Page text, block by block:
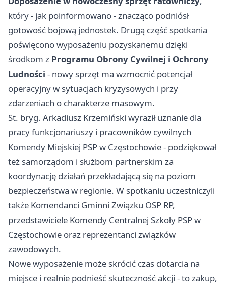
który - jak poinformowano - znacząco podniósł
gotowość bojową jednostek. Drugą część spotkania
poświęcono wyposażeniu pozyskanemu dzięki
środkom z Programu Obrony Cywilnej i Ochrony
Ludności - nowy sprzęt ma wzmocnić potencjał
operacyjny w sytuacjach kryzysowych i przy
zdarzeniach o charakterze masowym.
St. bryg. Arkadiusz Krzemiński wyraził uznanie dla
pracy funkcjonariuszy i pracowników cywilnych
Komendy Miejskiej PSP w Częstochowie - podziękował
też samorządom i służbom partnerskim za
koordynację działań przekładającą się na poziom
bezpieczeństwa w regionie. W spotkaniu uczestniczyli
także Komendanci Gminni Związku OSP RP,
przedstawiciele Komendy Centralnej Szkoły PSP w
Częstochowie oraz reprezentanci związków
zawodowych.
Nowe wyposażenie może skrócić czas dotarcia na
miejsce i realnie podnieść skuteczność akcji - to zakup,